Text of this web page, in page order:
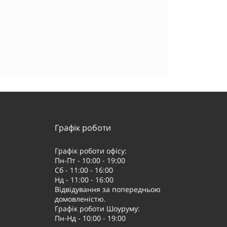
Графік роботи
Графік роботи офісу:
Пн-Пт - 10:00 - 19:00
Сб - 11:00 - 16:00
Нд - 11:00 - 16:00
Відвідування за попередньою
домовленістю.
Графік роботи Шоуруму:
Пн-Нд - 10:00 - 19:00